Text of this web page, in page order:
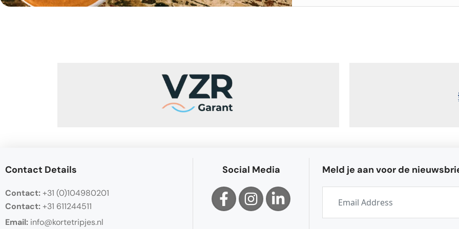
Contact Details
Contact:+31 (0)104980201
Contact:+31 611244511
Email: info@kortetripjes.nl
Social Media Meld je aan voor de